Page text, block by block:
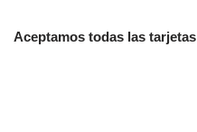
Aceptamos todas las tarjetas